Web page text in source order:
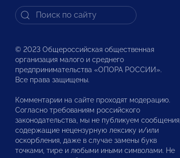
© 2023 Общероссийская общественная
организация малого и среднего
предпринимательства «ОПОРА РОССИИ».
Все права защищены.
Комментарии на сайте проходят модерацию.
Согласно требованиям российского
законодательства, мы не публикуем сообщения,
содержащие нецензурную лексику и/или
оскорбления, даже в случае замены букв
точками, тире и любыми иными символами. Не